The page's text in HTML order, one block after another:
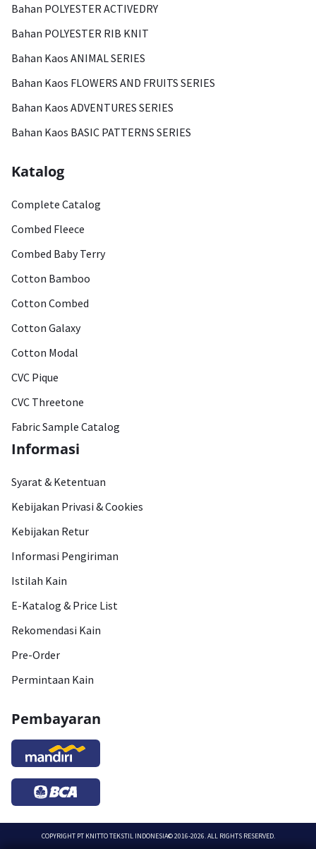
Bahan POLYESTER ACTIVEDRY
Bahan POLYESTER RIB KNIT
Bahan Kaos ANIMAL SERIES
Bahan Kaos FLOWERS AND FRUITS SERIES
Bahan Kaos ADVENTURES SERIES
Bahan Kaos BASIC PATTERNS SERIES
Katalog
Complete Catalog
Combed Fleece
Combed Baby Terry
Cotton Bamboo
Cotton Combed
Cotton Galaxy
Cotton Modal
CVC Pique
CVC Threetone
Fabric Sample Catalog
Informasi
Syarat & Ketentuan
Kebijakan Privasi & Cookies
Kebijakan Retur
Informasi Pengiriman
Istilah Kain
E-Katalog & Price List
Rekomendasi Kain
Pre-Order
Permintaan Kain
Pembayaran
COPYRIGHT PT KNITTO TEKSTIL INDONESIA© 2016-2026. ALL RIGHTS RESERVED.